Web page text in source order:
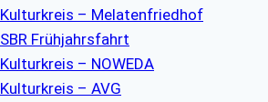
Kulturkreis – Melatenfriedhof
Frühjahrsfahrt
– NOWEDA
– AVG